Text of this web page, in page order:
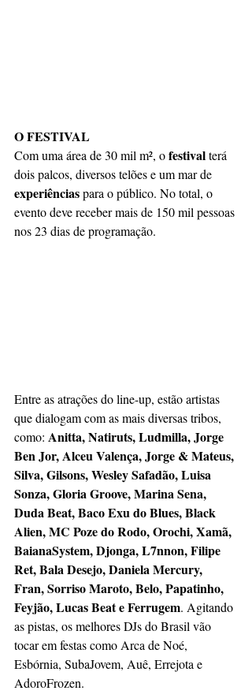
O FESTIVAL
Com uma área de 30 mil m², o festival terá
dois palcos, diversos telões e um mar de
experiências para o público. No total, o
evento deve receber mais de 150 mil pessoas
nos 23 dias de programação.
Entre as atrações do line-up, estão artistas
que dialogam com as mais diversas tribos,
como: Anitta, Natiruts, Ludmilla, Jorge
Ben Jor, Alceu Valença, Jorge & Mateus,
Silva, Gilsons, Wesley Safadão, Luisa
Sonza, Gloria Groove, Marina Sena,
Duda Beat, Baco Exu do Blues, Black
Alien, MC Poze do Rodo, Orochi, Xamã,
BaianaSystem, Djonga, L7nnon, Filipe
Ret, Bala Desejo, Daniela Mercury,
Fran, Sorriso Maroto, Belo, Papatinho,
Feyjão, Lucas Beat e Ferrugem. Agitando
as pistas, os melhores DJs do Brasil vão
tocar em festas como Arca de Noé,
Esbórnia, SubaJovem, Auê, Errejota e
AdoroFrozen.